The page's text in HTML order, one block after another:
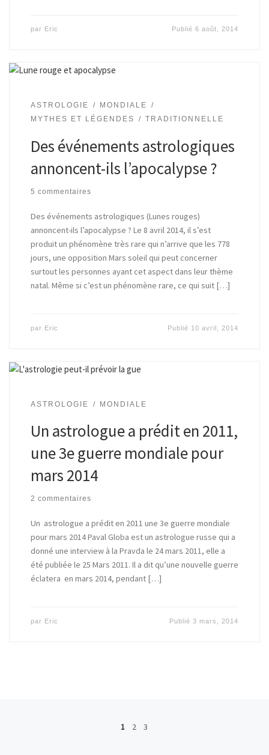
par Eric Publié6 août, 2014
ASTROLOGIE
MONDIALE
MYTHES ET LÉGENDES
TRADITIONNELLE
Des événements astrologiques
annoncent-ils l’apocalypse ?
5 commentaires
Des événements astrologiques (Lunes rouges)
annoncent-ils l’apocalypse ? Le 8 avril 2014, il s’est
produit un phénomène très rare qui n’arrive que les 778
jours, une opposition Mars soleil qui peut concerner
surtout les personnes ayant cet aspect dans leur thème
natal. Même si c’est un phénomène rare, ce qui suit […]
par Eric Publié 10 avril, 2014
ASTROLOGIE MONDIALE
Un astrologue a prédit en 2011,
une 3e guerre mondiale pour
mars 2014
2 commentaires
Un astrologue a prédit en 2011 une 3e guerre mondiale
pour mars 2014 Paval Globa est un astrologue russe qui a
donné une interview à la Pravda le 24 mars 2011, elle a
été publiée le 25 Mars 2011. Il a dit qu’une nouvelle guerre
éclatera en mars 2014, pendant […]
par Eric Publié3 mars, 2014
Posts navigation
1 2 3